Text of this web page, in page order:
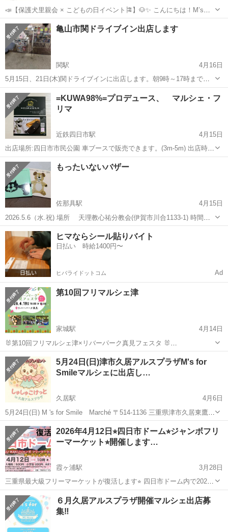
📣【保護犬里親会 × こどもの日イベント🎏】🐶✨ こんにちは！M’s
House ゆきちゃんです😊 5月5日「こどもの日」に 保護犬里親会を開
催いたします！ 前回はたくさんのご縁がつながり、 多くのワンちゃん
たちのトラ...
三重 松阪市 松阪駅 フリーマーケット つかみ取り
亀山市関ドライブイン出店します
関駅
4月16日
5月15日、21日(木)関ドライブインに出店します。朝9時～17時まで。
販売する物は、ポケモンカードやトミカ－やぬいぐるみ等です。その
日関ドライブインに来られる方見に来て下さい。買いに来て下さい。
三重 亀山市 フリーマーケット
=KUWA98%=プロデュース、 マルシェ・フ
リマ
近鉄四日市駅
4月15日
出店場所:四日市市民公園 車ブースで販売できます。(3m-5m) 出店時
間:9:00〜16:00(17:00完全撤退) 出店料金:1500円 皆んなで、楽しく開
催できたら嬉しいです。 良いご縁...
三重 四日市市 近鉄四日市駅
マルシェ
もったいないバザー
佐那具駅
4月15日
2026.5.6（水.祝) 場所 天理教心祐分教会(伊賀市川合1133-1) 時間
10時〜12時 子供服 50円 大人服 200円 雑貨、おもちゃは物によっ
三重 伊賀市 佐那具駅 フリーマーケット
ヒマならシール貼りバイト
日払い 時給1400円〜
ヒバライドットコム Ad
第10回フリマルシェ津
家城駅
4月14日
🐰第10回フリマルシェ津×リバーパーク真見フェスタ 🐰
4/19(日)10:00~15:00 🐰リバーパーク真見 芝生広場（津市白山町真見
871） ※駐車場あり・雨天中止 🐰絵本の読み聞かせ📖(随時) 🐰お菓子
まき🍭🍫(13...
三重 津市 家城駅 フリーマーケット マルシェ
5月24日(日)津市久居アルスプラザM's for
Smileマルシェに出店し…
久居駅
4月6日
5月24日(日) M 's for Smile Marché 〒514-1136 三重県津市久居東鷹跡
町２４６ 久居アルスプラザ 10時～16時 物販→ハンドメイド布小物、
ねこ型ハンカチ等。 ワークショップ→シャカシャカキ...
三重 津市 久居駅 フリーマーケット
2026年4月12日⭐︎四日市ドーム⭐︎ジャンボフリ
ーマーケット⭐︎開催します…
霞ヶ浦駅
3月28日
三重県最大級フリーマーケットが復活します⭐︎ 四日市ドーム内で2026
年4月12日10時からです⭐︎ 来場者様に⭐︎限定先着70名にプレゼント🎁 ⁉️
ヒント⁉️プレゼントは各ご家庭に必ずある物です😊何個あっても嬉しい
物です...
三重 四日市市 霞ヶ浦駅 フリーマーケット ジャンボ
６月久居アルスプラザ開催マルシェ出店募
集‼️